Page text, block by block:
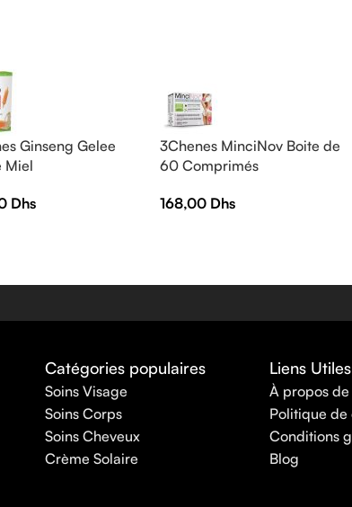
Ginseng Gelee
Miel
Dhs
3Chenes MinciNov Boite de
60 Comprimés
168,00 Dhs
Catégories populaires
Soins Visage
Soins Corps
Soins Cheveux
Crème Solaire
Liens Utiles
À propos de
Politique
Conditions
Blog